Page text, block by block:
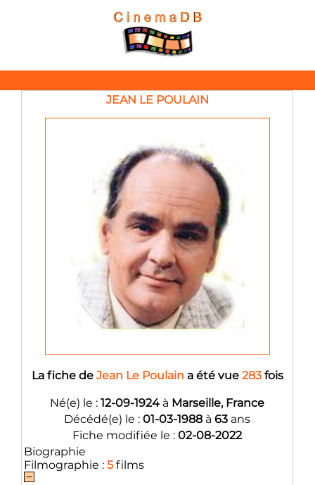
JEAN LE POULAIN
La fiche de Jean Le Poulain a été vue 283fois
Né(e) le : 12-09-1924 à Marseille, France
Décédé(e) le : 01-03-1988 à 63 ans
Fiche modifiée le : 02-08-2022
Biographie
Filmographie : 5 films